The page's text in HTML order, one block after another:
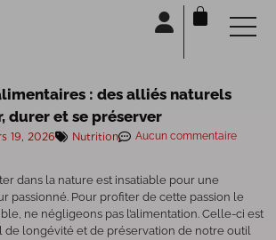
: des alliés naturels
durer et se préserver
19, 2026 Nutrition Aucun commentaire
dans la nature est insatiable pour une
passionné. Pour profiter de cette passion le
ne négligeons pas l’alimentation. Celle-ci est
de longévité et de préservation de notre outil
cookies